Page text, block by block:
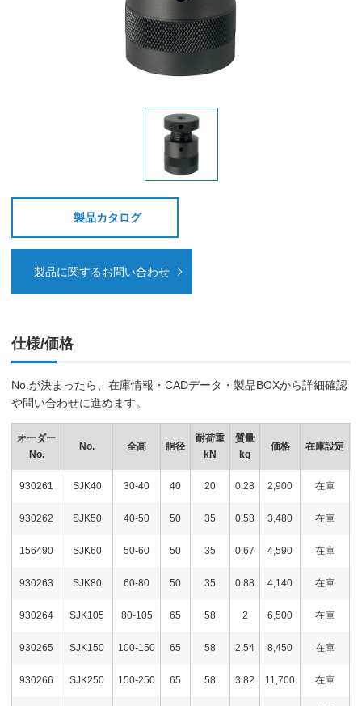
製品カタログ
製品に関するお問い合わせ
仕様/価格
No.が決まったら、在庫情報・CADデータ・製品BOXから詳細確認
や問い合わせに進めます。
オーダー
No.
No. 全高 胴径
耐荷重
kN
質量
kg
価格 在庫設定
930261 SJK40 30-40 40 20 0.28 2,900 在庫
930262 SJK50 40-50 50 35 0.58 3,480 在庫
156490 SJK60 50-60 50 35 0.67 4,590 在庫
930263 SJK80 60-80 50 35 0.88 4,140 在庫
930264 SJK105 80-105 65 58 2 6,500 在庫
930265 SJK150 100-150 65 58 2.54 8,450 在庫
930266 SJK250 150-250 65 58 3.82 11,700 在庫